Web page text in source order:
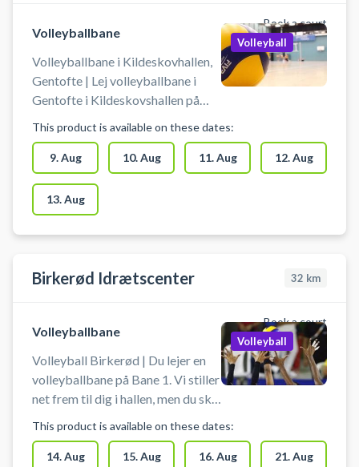
Book a court
Volleyballbane
Volleyballbane i Kildeskovhallen,
Gentofte | Lej volleyballbane i
Gentofte i Kildeskovshallen på
Book volleyballbanen i
Kildeskovshallen og spil volleyball
i Gentofte. Du booker en af
Kildeskovshallens volleybaner.
Der er volleyballnet og
omklædning til rådighed i
volleyball.
Volleyball
This product is available on these dates:
9. Aug 10. Aug 11. Aug 12. Aug
13. Aug
Birkerød Idrætscenter 32 km
Book a court
Volleyballbane
Volleyball Birkerød | Du lejer en
volleyballbane på Bane 1. Vi stiller
net frem til dig i hallen, men du skal
yderligere udstyr, så husk at
medbringe bolde. Der er mulighed
Volleyball
This product is available on these dates:
14. Aug 15. Aug 16. Aug 21. Aug